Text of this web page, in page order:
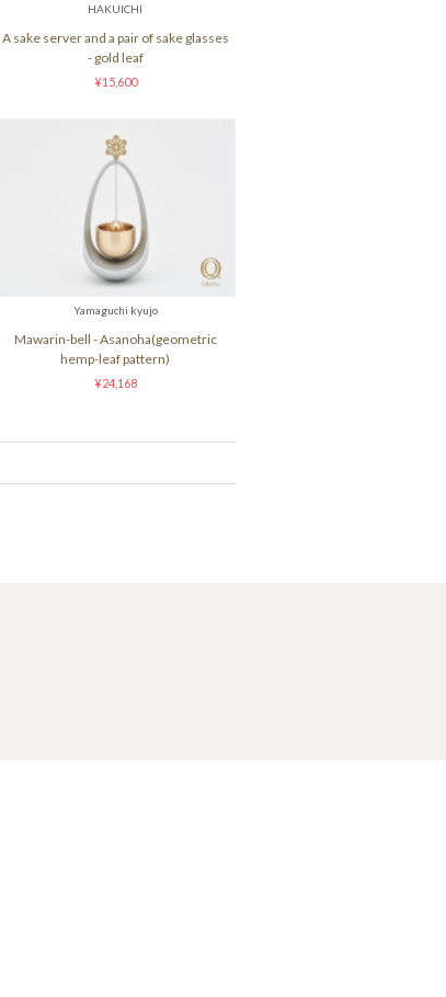
HAKUICHI
A sake server and a pair of sake glasses
- gold leaf
¥15,600
Yamaguchi kyujo
Mawarin-bell - Asanoha(geometric
hemp-leaf pattern)
¥24,168